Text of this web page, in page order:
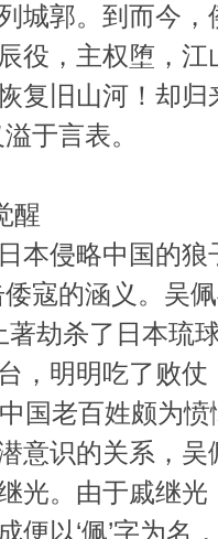
城郭。到而今
役，主权堕，
复旧山河！却
于言表。
醒
本侵略中国的狼
寇的涵义。吴
著劫杀了日本琉
，明明吃了败
国老百姓颇为
意识的关系，
光。由于戚继光
以‘佩’字为名